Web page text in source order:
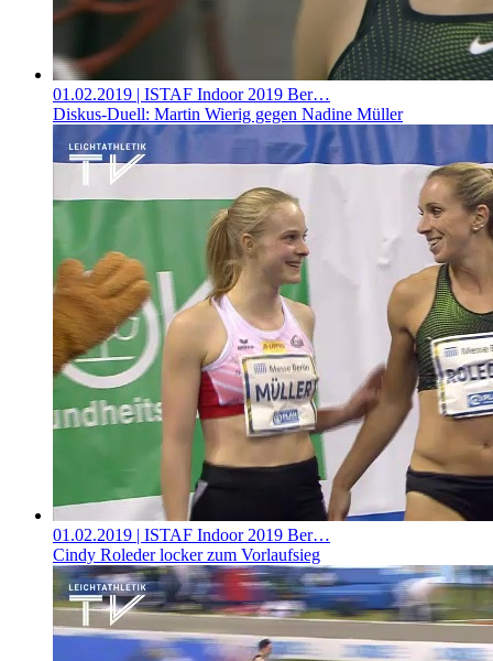
01.02.2019 | ISTAF Indoor 2019 Ber…
Diskus-Duell: Martin Wierig gegen Nadine Müller
01.02.2019 | ISTAF Indoor 2019 Ber…
Cindy Roleder locker zum Vorlaufsieg